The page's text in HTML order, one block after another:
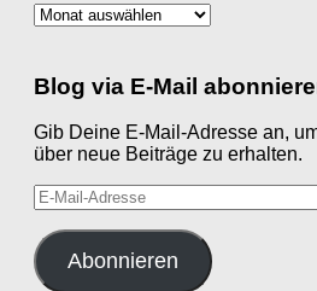
Archiv
Blog via E-Mail
Gib Deine E-Mail-Adresse an,
über neue Beiträge zu erhalten.
E-
Mail-
Adresse
Abonnieren